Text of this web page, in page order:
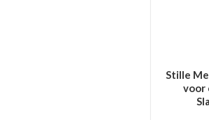
Stille
voor